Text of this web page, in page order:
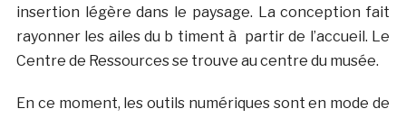
insertion légère dans le paysage. La conception fait
rayonner les ailes du b timent à partir de l’accueil. Le
Centre de Ressources se trouve au centre du musée.
En ce moment, les outils numériques sont en mode de